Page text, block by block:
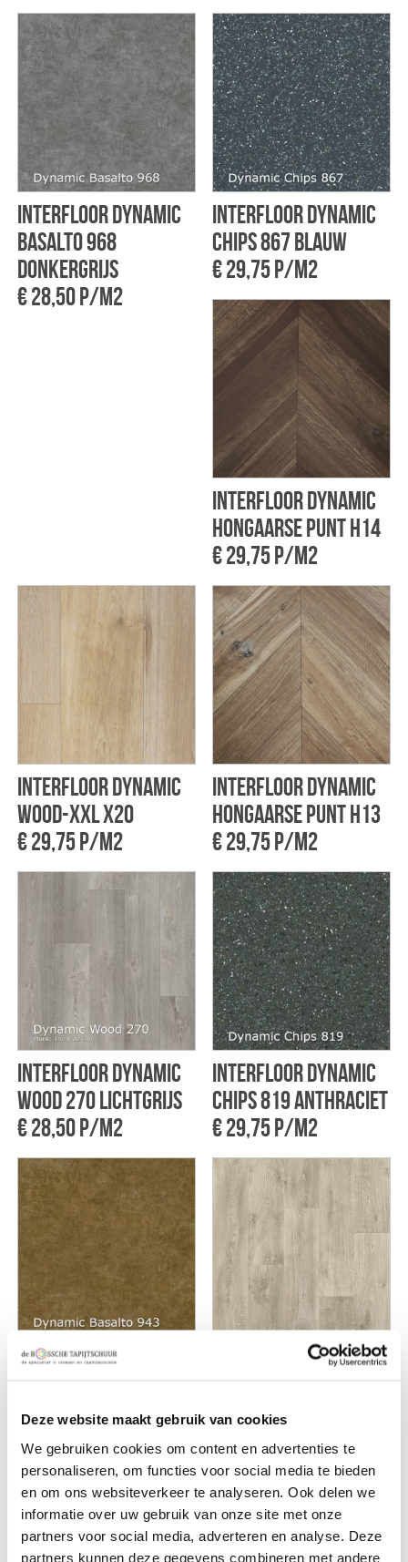
Deze website maakt gebruik van cookies
We gebruiken cookies om content en advertenties te
personaliseren, om functies voor social media te bieden
en om ons websiteverkeer te analyseren. Ook delen we
informatie over uw gebruik van onze site met onze
partners voor social media, adverteren en analyse. Deze
partners kunnen deze gegevens combineren met andere
Interfloor Dynamic
basalto 968
Donkergrijs
€ 28,50 p/m2
Interfloor Dynamic
chips 867 Blauw
€ 29,75 p/m2
Interfloor Dynamic
Hongaarse Punt H14
€ 29,75 p/m2
Interfloor Dynamic
wood-xxl X20
€ 29,75 p/m2
Interfloor Dynamic
Hongaarse Punt H13
€ 29,75 p/m2
Interfloor Dynamic
wood 270 Lichtgrijs
€ 28,50 p/m2
Interfloor Dynamic
chips 819 Anthraciet
€ 29,75 p/m2
Interfloor Dynamic
€ 28,50 p/m2
Interfloor Dynamic
€ 27,25 p/m2